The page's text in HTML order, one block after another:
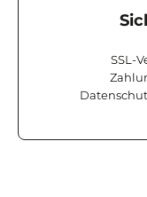
SSL-